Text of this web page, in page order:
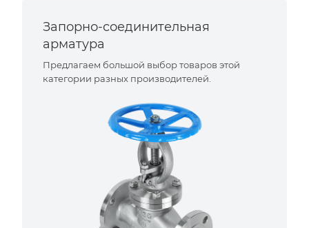
Запорно-соединительная
арматура
Предлагаем большой выбор товаров этой
категории разных производителей.